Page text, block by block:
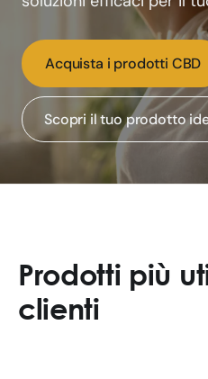
r
a
:
a
z
e
Acquista i prodotti CBD
Scopri il tuo prodotto
Prodotti più
clienti